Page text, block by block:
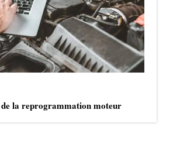
de la reprogrammation moteur